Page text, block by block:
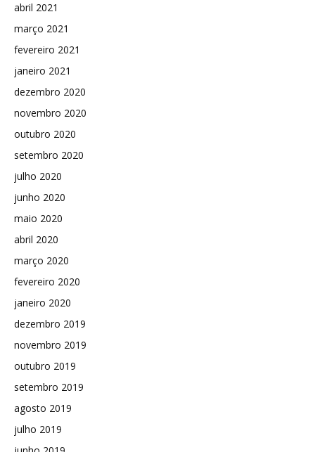
abril 2021
março 2021
fevereiro 2021
janeiro 2021
dezembro 2020
novembro 2020
outubro 2020
setembro 2020
julho 2020
junho 2020
maio 2020
abril 2020
março 2020
fevereiro 2020
janeiro 2020
dezembro 2019
novembro 2019
outubro 2019
setembro 2019
agosto 2019
julho 2019